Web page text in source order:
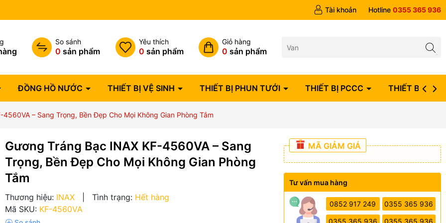
Tài khoản Hotline 0355 365 936
So sánh
0 sản phẩm
Yêu thích
0 sản phẩm
Giỏ hàng
0 sản phẩm
ĐỒNG HỒ NƯỚC THIẾT BỊ VỆ SINH THIẾT BỊ PHUN TƯỚI THIẾT BỊ PCCC THIẾT BỊ ĐIỆN
– Sang Trọng, Bền Đẹp Cho Mọi Không Gian Phòng Tắm
Gương Tráng Bạc INAX KF-4560VA – Sang
Trọng, Bền Đẹp Cho Mọi Không Gian Phòng
Tắm
Thương hiệu: INAX Tình trạng: Hết hàng
Mã SKU: KF-4560VA
MÃ GIẢM GIÁ
Tư vấn mua hàng
0852 917 249 0355 365 936
0355 365 936 0355 365 936